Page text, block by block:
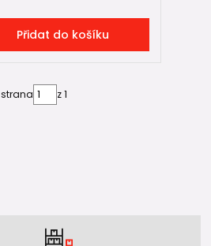
Přidat do košíku
strana z 1